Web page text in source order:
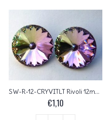
SW-R-12-CRYVITLT Rivoli 12mm Crystal Vitrail Light
€1,10